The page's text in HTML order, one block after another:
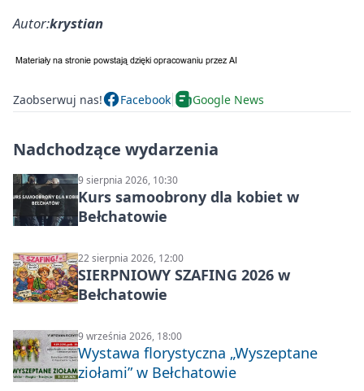
Autor:krystian
Zaobserwuj nas! Facebook Google News
Nadchodzące wydarzenia
9 sierpnia 2026, 10:30
Kurs samoobrony dla kobiet w
Bełchatowie
22 sierpnia 2026, 12:00
SIERPNIOWY SZAFING 2026 w
Bełchatowie
9 września 2026, 18:00
Wystawa florystyczna „Wyszeptane
ziołami” w Bełchatowie